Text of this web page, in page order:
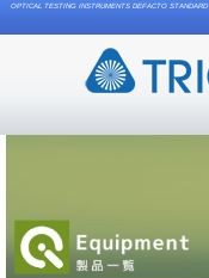
OPTICAL TESTING INSTRUMENTS DEFACTO STANDARD